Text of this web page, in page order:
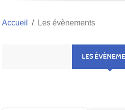
Accueil Les évènements
LES